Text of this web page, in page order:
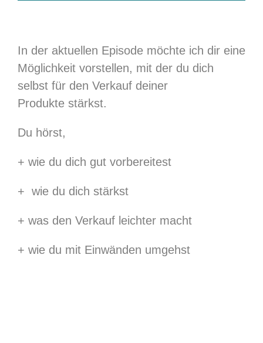
In der aktuellen Episode möchte ich dir eine
Möglichkeit vorstellen, mit der du dich
selbst für den Verkauf deiner
Produkte stärkst.
Du hörst,
+ wie du dich gut vorbereitest
+ wie du dich stärkst
+ was den Verkauf leichter macht
+ wie du mit Einwänden umgehst